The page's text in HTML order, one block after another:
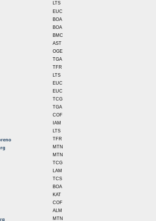
LTS
EUC
BOA
BOA
BMC
AST
OGE
TGA
TFR
LTS
EUC
EUC
TCG
TGA
COF
IAM
LTS
TFR
MTN
MTN
TCG
LAM
TCS
BOA
KAT
COF
ALM
MTN